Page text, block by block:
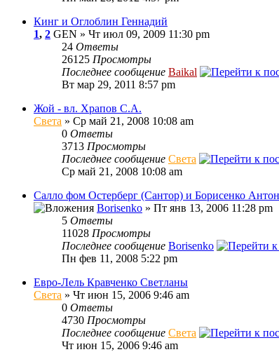
Кинг и Оглоблин Геннадий
1, 2 GEN » Чт июл 09, 2009 11:30 pm
24 Ответы
26125 Просмотры
Последнее сообщение Baikal
Вт мар 29, 2011 8:57 pm
Жой - вл. Храпов С.А.
Света » Ср май 21, 2008 10:08 am
0 Ответы
3713 Просмотры
Последнее сообщение Света
Ср май 21, 2008 10:08 am
Салло фом Остерберг (Сантор) и Борисенко Антон
Borisenko » Пт янв 13, 2006 11:28 pm
5 Ответы
11028 Просмотры
Последнее сообщение Borisenko
Пн фев 11, 2008 5:22 pm
Евро-Лель Кравченко Светланы
Света » Чт июн 15, 2006 9:46 am
0 Ответы
4730 Просмотры
Последнее сообщение Света
Чт июн 15, 2006 9:46 am